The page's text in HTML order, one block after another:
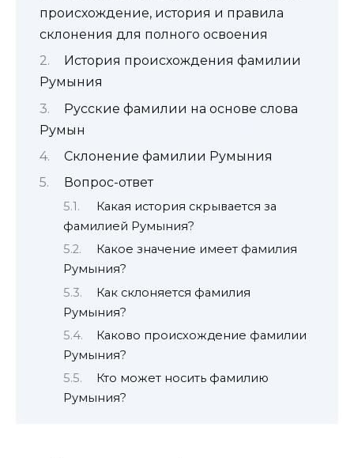
происхождение, история и правила
склонения для полного освоения
История происхождения фамилии
Румыния
Русские фамилии на основе слова
Румын
Склонение фамилии Румыния
Вопрос-ответ
Какая история скрывается за
фамилией Румыния?
Какое значение имеет фамилия
Румыния?
Как склоняется фамилия
Румыния?
Каково происхождение фамилии
Румыния?
Кто может носить фамилию
Румыния?